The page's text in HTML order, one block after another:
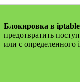
Блокировка в
предотвратить
или с определенного